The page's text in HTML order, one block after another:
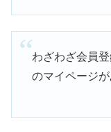
わざわざ会員
のマイページが